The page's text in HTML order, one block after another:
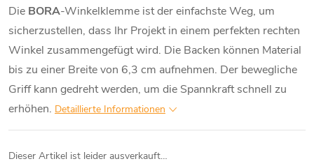
Die BORA-Winkelklemme ist der einfachste Weg, um
sicherzustellen, dass Ihr Projekt in einem perfekten rechten
Winkel zusammengefügt wird. Die Backen können Material
bis zu einer Breite von 6,3 cm aufnehmen. Der bewegliche
Griff kann gedreht werden, um die Spannkraft schnell zu
erhöhen. Detaillierte Informationen
Dieser Artikel ist leider ausverkauft…